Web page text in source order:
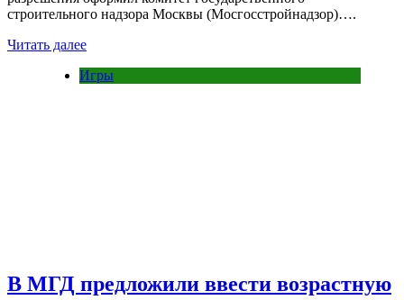
строительного надзора Москвы (Мосгосстройнадзор)….
Читать далее
Игры
В МГД предложили ввести возрастную